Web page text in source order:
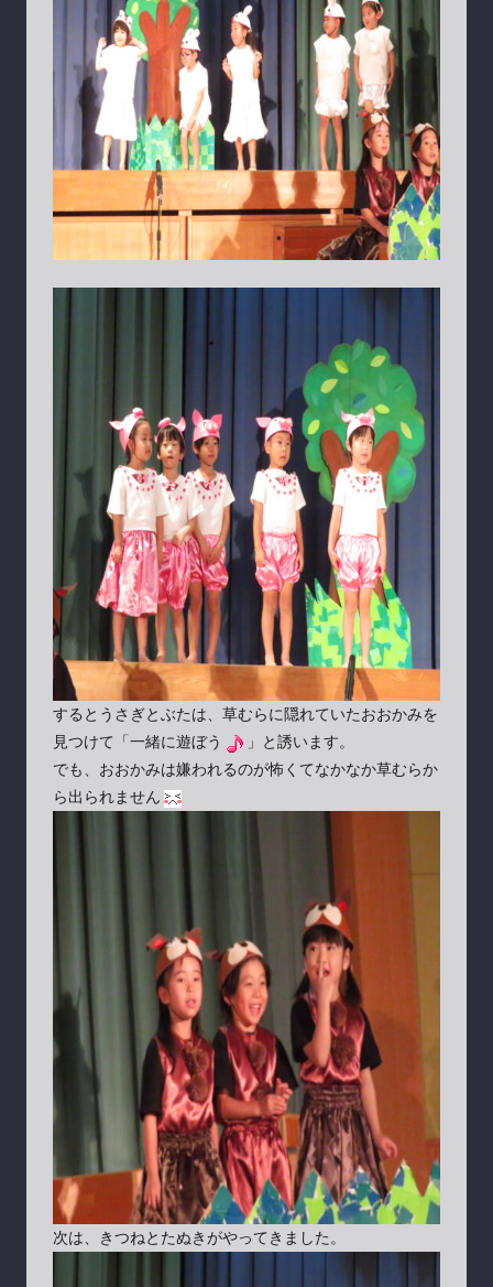
するとうさぎとぶたは、草むらに隠れていたおおかみを
見つけて「一緒に遊ぼう
」と誘います。
でも、おおかみは嫌われるのが怖くてなかなか草むらか
ら出られません
次は、きつねとたぬきがやってきました。